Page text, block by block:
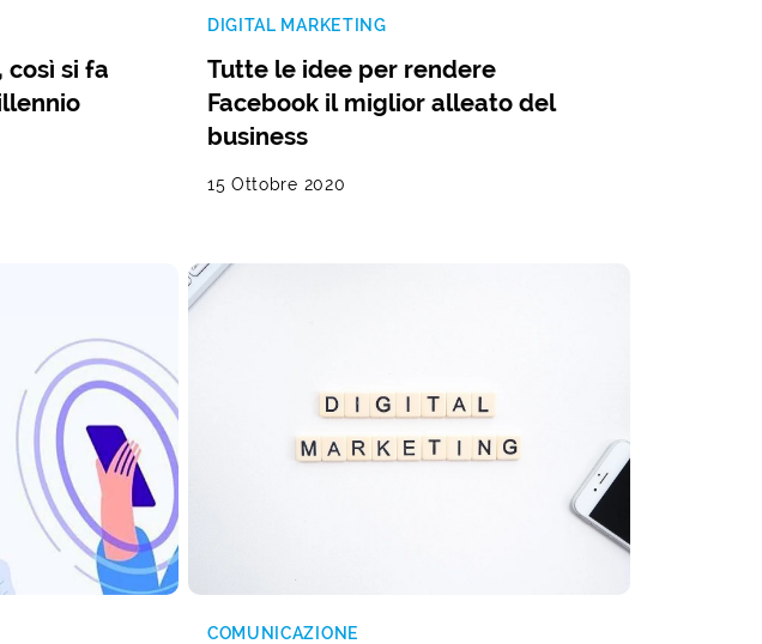
così si fa
DIGITAL MARKETING
Tutte le idee per rendere
Facebook il miglior alleato del
business
15 Ottobre 2020
COMUNICAZIONE